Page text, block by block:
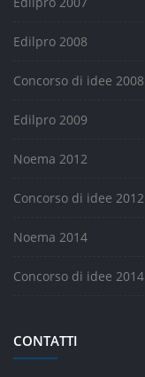
Edilpro 2008
Concorso di idee 2008
Edilpro 2009
Noema 2012
Concorso di idee 2012
Noema 2014
Concorso di idee 2014
CONTATTI